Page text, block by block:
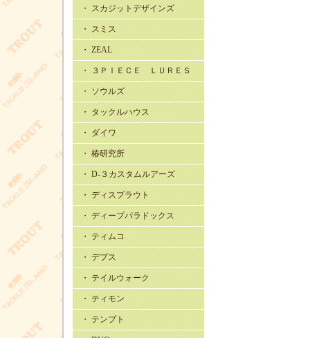
・ スカジットデザインズ
・ スミス
・ ZEAL
・ ３ＰＩＥＣＥ ＬＵＲＥＳ
・ ソウルズ
・ タックルハウス
・ ダイワ
・ 椿研究所
・ D-３カスタムルアーズ
・ ディスプラウト
・ ディープパラドックス
・ ティムコ
・ デプス
・ テイルウォーク
・ ティモン
・ テンプト